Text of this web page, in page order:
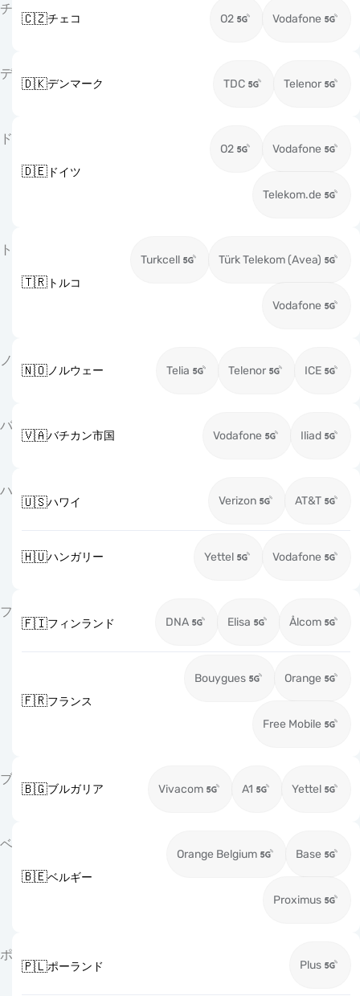
チ
🇨🇿チェコ O2 Vodafone
デ
🇩🇰デンマーク TDC Telenor
ド
🇩🇪ドイツ
O2 Vodafone
Telekom.de
ト
🇹🇷トルコ
Turkcell Türk Telekom (Avea)
Vodafone
ノ
🇳🇴ノルウェー Telia Telenor ICE
バ
🇻🇦バチカン市国 Vodafone Iliad
ハ
🇺🇸ハワイ Verizon AT&T
🇭🇺ハンガリー Yettel Vodafone
フ
🇫🇮フィンランド DNA Elisa Ålcom
🇫🇷フランス
Bouygues Orange
Free Mobile
ブ
🇧🇬ブルガリア Vivacom A1 Yettel
ベ
🇧🇪ベルギー
Orange Belgium Base
Proximus
ポ
🇵🇱ポーランド Plus